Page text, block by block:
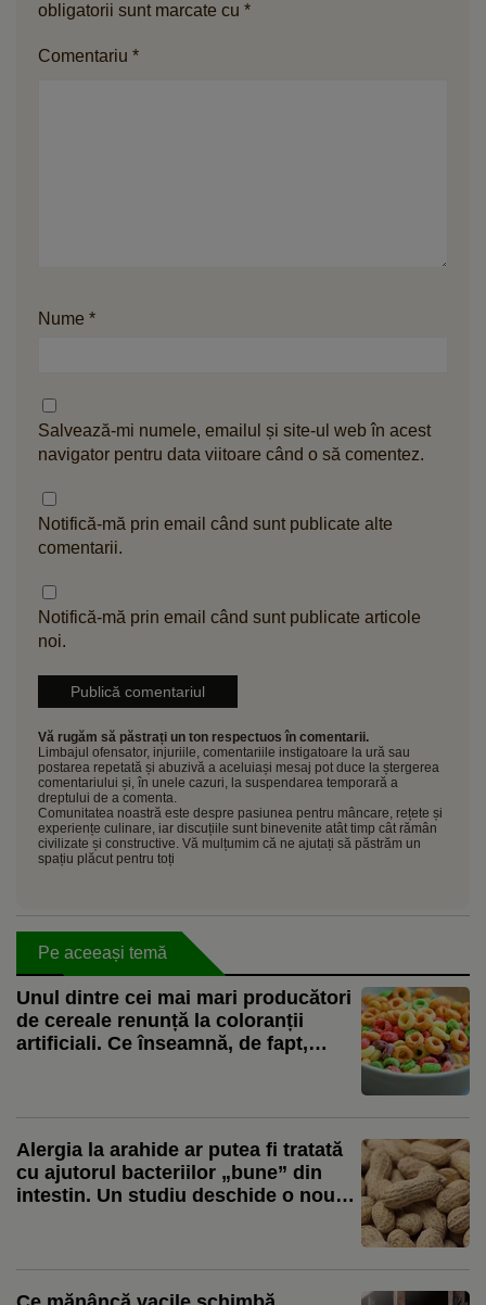
obligatorii sunt marcate cu *
Comentariu *
Nume *
Salvează-mi numele, emailul și site-ul web în acest
navigator pentru data viitoare când o să comentez.
Notifică-mă prin email când sunt publicate alte
comentarii.
Notifică-mă prin email când sunt publicate articole
noi.
Vă rugăm să păstrați un ton respectuos în comentarii.
Limbajul ofensator, injuriile, comentariile instigatoare la ură sau
postarea repetată și abuzivă a aceluiași mesaj pot duce la ștergerea
comentariului și, în unele cazuri, la suspendarea temporară a
dreptului de a comenta.
Comunitatea noastră este despre pasiunea pentru mâncare, rețete și
experiențe culinare, iar discuțiile sunt binevenite atât timp cât rămân
civilizate și constructive. Vă mulțumim că ne ajutați să păstrăm un
spațiu plăcut pentru toți
Pe aceeași temă
Unul dintre cei mai mari producători
de cereale renunță la coloranții
artificiali. Ce înseamnă, de fapt,
Alergia la arahide ar putea fi tratată
cu ajutorul bacteriilor „bune” din
intestin. Un studiu deschide o nouă